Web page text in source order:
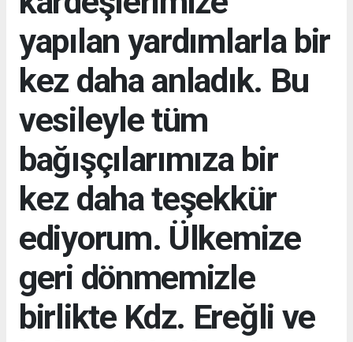
yapılan yardımlarla bir
kez daha anladık. Bu
vesileyle tüm
bağışçılarımıza bir
kez daha teşekkür
ediyorum. Ülkemize
geri dönmemizle
birlikte Kdz. Ereğli ve